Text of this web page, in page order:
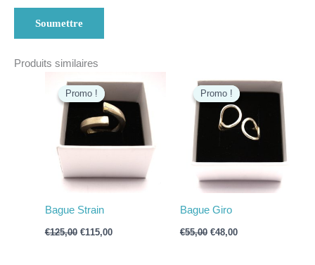
Produits similaires
Promo !
Promo !
Bague Strain
€125,00
prix
initial
était :
€125,00.
€115,00
prix
actuel
est :
€115,00.
Promo !
Promo !
Bague Giro
€55,00
prix
initial
était :
€55,00.
€48,00
prix
actuel
est :
€48,00.